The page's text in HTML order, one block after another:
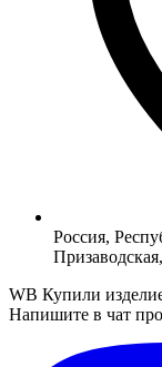
Россия,
WB Купили
Напишите в чат